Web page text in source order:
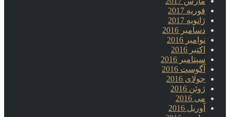
فوریه 2017
ژانویه 2017
دسامبر 2016
نوامبر 2016
اکتبر 2016
سپتامبر 2016
آگوست 2016
جولای 2016
ژوئن 2016
می 2016
آوریل 2016